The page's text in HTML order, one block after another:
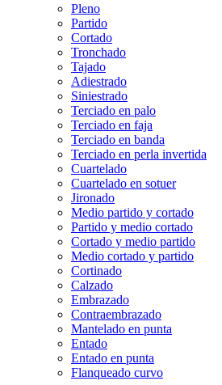
Pleno
Partido
Cortado
Tronchado
Tajado
Adiestrado
Siniestrado
Terciado en palo
Terciado en faja
Terciado en banda
Terciado en perla invertida
Cuartelado
Cuartelado en sotuer
Jironado
Medio partido y cortado
Partido y medio cortado
Cortado y medio partido
Medio cortado y partido
Cortinado
Calzado
Embrazado
Contraembrazado
Mantelado en punta
Entado
Entado en punta
Flanqueado curvo